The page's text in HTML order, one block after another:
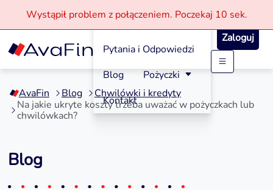
Przejdź
treści
Wystąpił problem z połączeniem. Poczekaj 10 sek.
Jak aplikować?
Pytania i Odpowiedzi
Blog
Pożyczki
Kontakt
Zaloguj
AvaFin Blog
Chwilówki i kredyty
Na jakie ukryte koszty trzeba uważać w pożyczkach lub
chwilówkach?
Blog